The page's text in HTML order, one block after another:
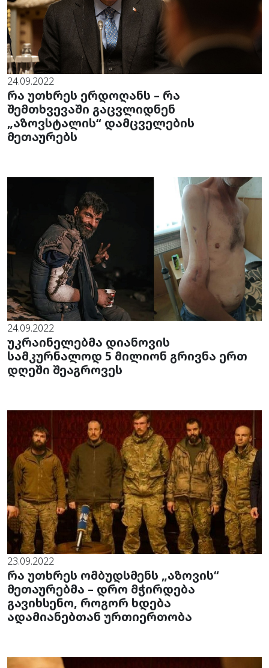
24.09.2022
რა უთხრეს ერდოღანს – რა
შემთხვევაში გაცვლიდნენ
„აზოვსტალის“ დამცველების
მეთაურებს
24.09.2022
უკრაინელებმა დიანოვის
სამკურნალოდ 5 მილიონ გრივნა ერთ
დღეში შეაგროვეს
23.09.2022
რა უთხრეს ომბუდსმენს „აზოვის“
მეთაურებმა – დრო მჭირდება
გავიხსენო, როგორ ხდება
ადამიანებთან ურთიერთობა